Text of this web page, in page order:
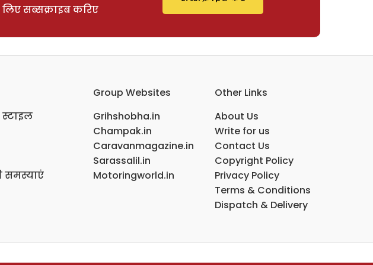
सब्सक्राइब करिए
Group Websites
Grihshobha.in
Champak.in
Caravanmagazine.in
Sarassalil.in
Motoringworld.in
Other Links
About Us
Write for us
Contact Us
Copyright Policy
Privacy Policy
Terms & Conditions
Dispatch & Delivery